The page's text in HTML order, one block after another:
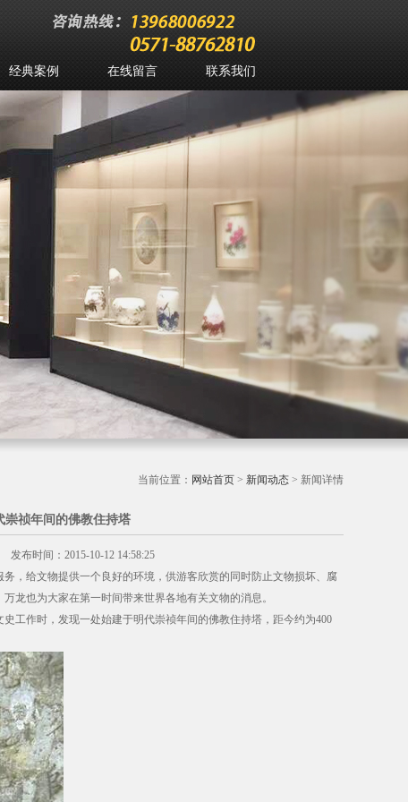
经典案例 在线留言 联系我们
当前位置： 网站首页 > 新闻动态 > 新闻详情
崇祯年间的佛教住持塔
布时间：2015-10-12 14:58:25
，给文物提供一个良好的环境，供游客欣赏的同时防止文物损坏、腐
龙也为大家在第一时间带来世界各地有关文物的消息。
作时，发现一处始建于明代崇祯年间的佛教住持塔，距今约为400